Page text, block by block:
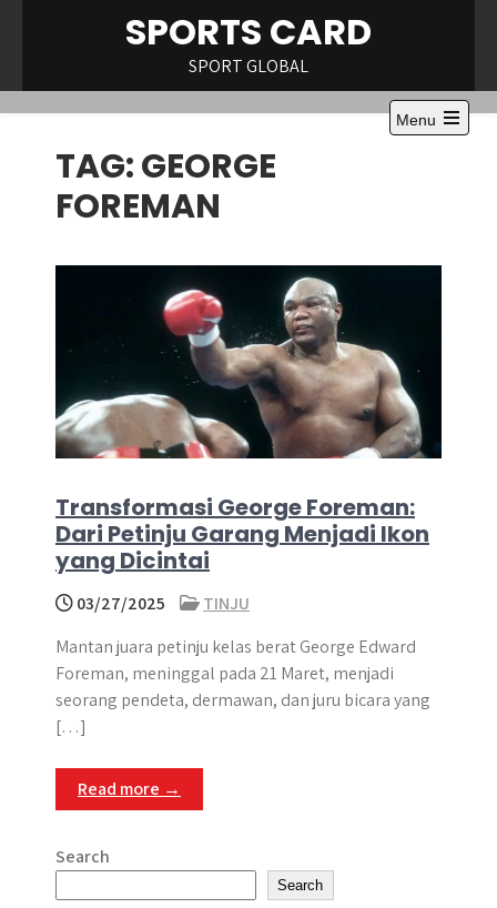
SPORTS CARD
SPORT GLOBAL
Menu
Open
TAG:GEORGE
FOREMAN
Transformasi George Foreman:
Dari Petinju Garang Menjadi Ikon
yang Dicintai
03/27/2025
TINJU
Mantan juara petinju kelas berat George Edward
Foreman, meninggal pada 21 Maret, menjadi
seorang pendeta, dermawan, dan juru bicara yang
[…]
Read more →
Search
Search